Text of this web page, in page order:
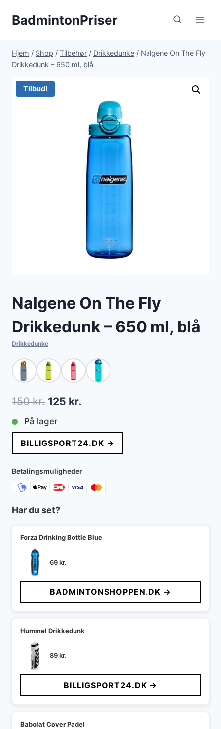
BadmintonPriser
Hjem / Shop / Tilbehør / Drikkedunke / Nalgene On The Fly
Drikkedunk – 650 ml, blå
Tilbud!
Nalgene On The Fly
Drikkedunk – 650 ml, blå
Drikkedunke
150kr. Den
oprindelige
pris
var:
150 kr..
125 kr.
pris
er:
125 kr..
På lager
BILLIGSPORT24.DK →
Betalingsmuligheder
Har du set?
Forza Drinking Bottle Blue
69kr.
BADMINTONSHOPPEN.DK →
Hummel Drikkedunk
89kr.
BILLIGSPORT24.DK →
Babolat Cover Padel